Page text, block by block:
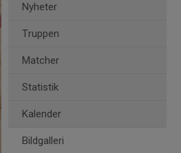
Nyheter
Truppen
Matcher
Statistik
Kalender
Bildgalleri